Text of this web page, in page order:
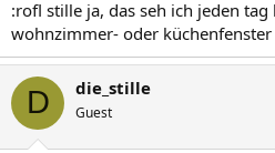
:rofl stille ja, das seh ich jeden
wohnzimmer- oder küchenfenster
D die_stille
Guest